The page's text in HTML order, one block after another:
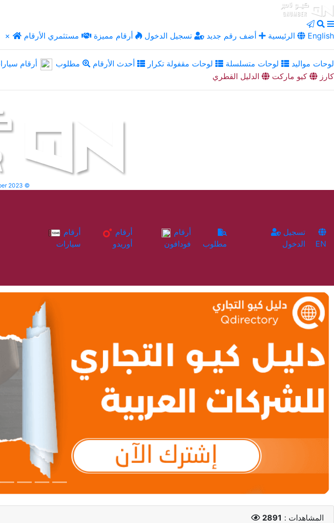
× الرئيسية أضف رقم جديد تسجيل الدخول أرقام مميزة مستثمري الأرقام English
لوحات مواليد لوحات متسلسلة لوحات مقفولة تكرار أحدث الأرقام مطلوب أرقام
كارز
كيو ماركت الدليل القطري
2023 ©
سيارات
أوريدو
فودافون
مطلوب
الدخول
EN
المشاهدات : 2891